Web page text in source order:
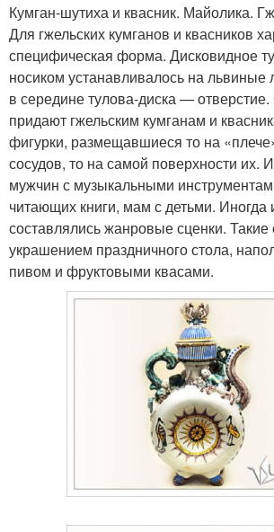
Кумган-шутиха и квасник. Майолика.
Для гжельских кумганов и квасников
специфическая форма. Дисковидное
носиком устанавливалось на львиные
в середине тулова-диска —
придают гжельским кумганам и
фигурки, размещавшиеся то на
сосудов, то на самой поверхности их.
мужчин с музыкальными
читающих книги, мам с детьми. Иногда
составлялись жанровые сценки.
украшением праздничного стола,
пивом и фруктовыми квасами.